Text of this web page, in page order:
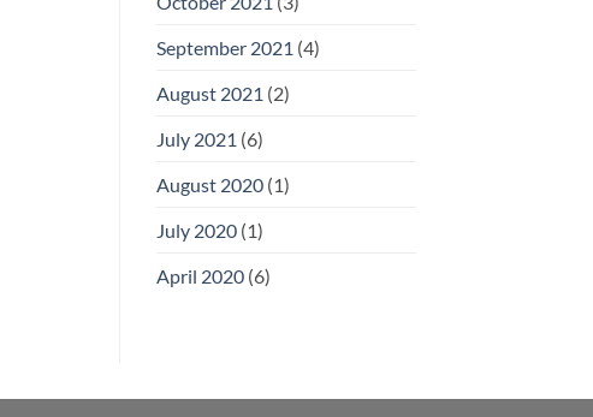
September 2021 (4)
August 2021 (2)
July 2021 (6)
August 2020(1)
July 2020(1)
April 2020(6)